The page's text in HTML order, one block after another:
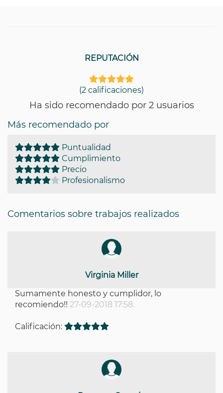
REPUTACIÓN
(2 calificaciones)
Ha sido recomendado por 2 usuarios
Más recomendado por
Puntualidad
Cumplimiento
Precio
Profesionalismo
Comentarios sobre trabajos realizados
Virginia Miller
Sumamente honesto y cumplidor, lo
recomiendo!! 27-09-2018 17:58.
Calificación: